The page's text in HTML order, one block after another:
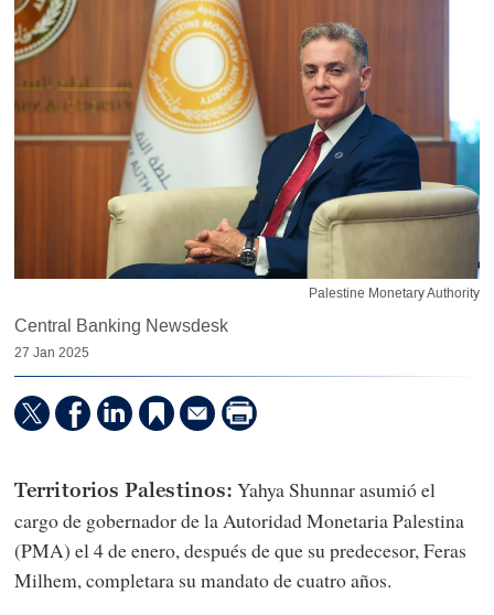
Palestine Monetary Authority
Central Banking Newsdesk
27 Jan 2025
Territorios Palestinos: Yahya Shunnar asumió el
cargo de gobernador de la Autoridad Monetaria Palestina
(PMA) el 4 de enero, después de que su predecesor, Feras
Milhem, completara su mandato de cuatro años.